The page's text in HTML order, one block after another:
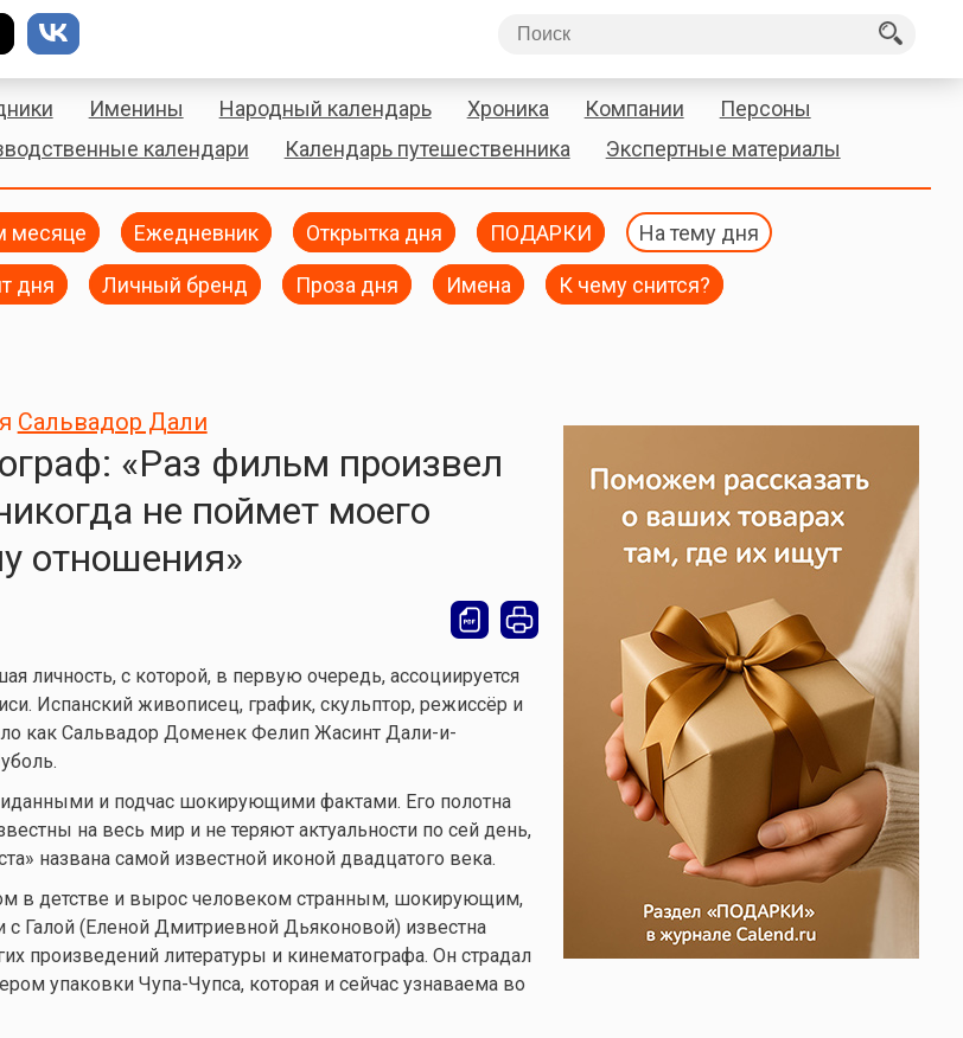
Именины Народный календарь Хроника Компании
Персоны
календари Календарь путешественника Экспертные материалы
месяце Ежедневник Открытка дня ПОДАРКИ На тему дня
дня Личный бренд Проза дня Имена К чему снится?
Сальвадор Дали
«Раз фильм произвел
не поймет моего
отношения»
личность, с которой, в первую очередь, ассоциируется
Испанский живописец, график, скульптор, режиссёр и
как Сальвадор Доменек Фелип Жасинт Дали-и-
и подчас шокирующими фактами. Его полотна
на весь мир и не теряют актуальности по сей день,
названа самой известной иконой двадцатого века.
в детстве и вырос человеком странным, шокирующим,
Галой (Еленой Дмитриевной Дьяконовой) известна
произведений литературы и кинематографа. Он страдал
упаковки Чупа-Чупса, которая и сейчас узнаваема во